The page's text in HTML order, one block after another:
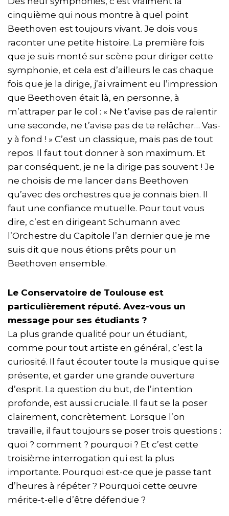
cinquième qui nous montre à quel point
Beethoven est toujours vivant. Je dois vous
raconter une petite histoire. La première fois
que je suis monté sur scène pour diriger cette
symphonie, et cela est d’ailleurs le cas chaque
fois que je la dirige, j’ai vraiment eu l’impression
que Beethoven était là, en personne, à
m’attraper par le col : « Ne t’avise pas de ralentir
une seconde, ne t’avise pas de te relâcher… Vas-
y à fond ! » C’est un classique, mais pas de tout
repos. Il faut tout donner à son maximum. Et
par conséquent, je ne la dirige pas souvent ! Je
ne choisis de me lancer dans Beethoven
qu’avec des orchestres que je connais bien. Il
faut une confiance mutuelle. Pour tout vous
dire, c’est en dirigeant Schumann avec
l’Orchestre du Capitole l’an dernier que je me
suis dit que nous étions prêts pour un
Beethoven ensemble.
Le Conservatoire de Toulouse est
particulièrement réputé. Avez-vous un
message pour ses étudiants ?
La plus grande qualité pour un étudiant,
comme pour tout artiste en général, c’est la
curiosité. Il faut écouter toute la musique qui se
présente, et garder une grande ouverture
d’esprit. La question du but, de l’intention
profonde, est aussi cruciale. Il faut se la poser
clairement, concrètement. Lorsque l’on
travaille, il faut toujours se poser trois questions :
quoi ? comment ? pourquoi ? Et c’est cette
troisième interrogation qui est la plus
importante. Pourquoi est-ce que je passe tant
d’heures à répéter ? Pourquoi cette œuvre
mérite-t-elle d’être défendue ?